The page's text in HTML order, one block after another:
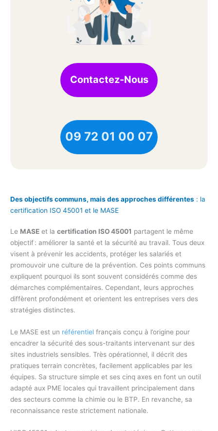
Contactez-Nous
09 72 01 00 07
Des objectifs communs, mais des approches différentes : la
certification ISO 45001 et le MASE
Le MASE et lacertification ISO 45001 partagent le même
objectif : améliorer la santé et la sécurité au travail. Tous deux
visent à prévenir les accidents, protéger les salariés et
promouvoir une culture de la prévention. Ces points communs
expliquent pourquoi ils sont souvent considérés comme des
démarches complémentaires. Cependant, leurs approches
diffèrent profondément et orientent les entreprises vers des
stratégies distinctes.
Le MASE est un référentiel français conçu à l’origine pour
encadrer la sécurité des sous-traitants intervenant sur des
sites industriels sensibles. Très opérationnel, il décrit des
pratiques terrain concrètes, facilement applicables par les
équipes. Sa structure simple et ses cinq axes en font un outil
adapté aux PME locales qui travaillent principalement dans
des secteurs comme la chimie ou le BTP. En revanche, sa
reconnaissance reste strictement nationale.